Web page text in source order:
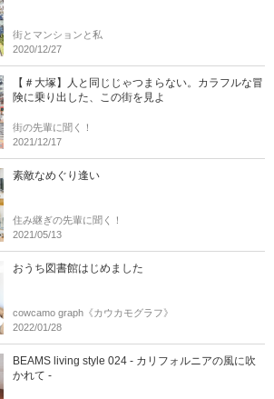
街とマンションと私
2020/12/27
【＃大塚】人と同じじゃつまらない。カラフルな冒
険に乗り出した、この街を見よ
街の先輩に聞く！
2021/12/17
素敵なめぐり逢い
住み継ぎの先輩に聞く！
2021/05/13
おうち図書館はじめました
cowcamo graph《カウカモグラフ》
2022/01/28
BEAMS living style 024 - カリフォルニアの風に吹
かれて -